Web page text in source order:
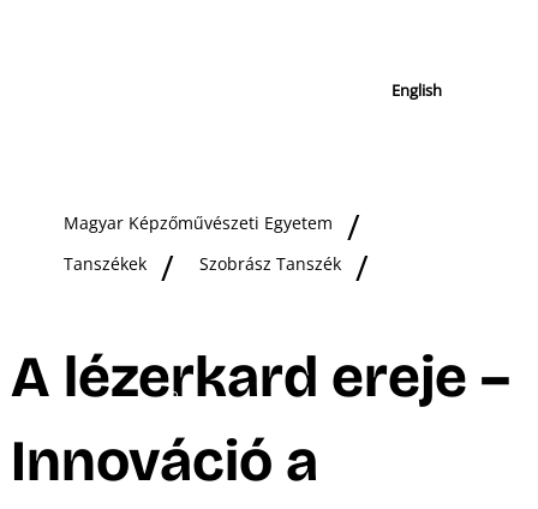
English
Magyar Képzőművészeti Egyetem
Tanszékek
Szobrász Tanszék
A lézerkard ereje –
Innováció a